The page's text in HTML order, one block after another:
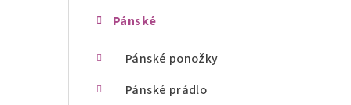
Pánské
Pánské ponožky
Pánské prádlo